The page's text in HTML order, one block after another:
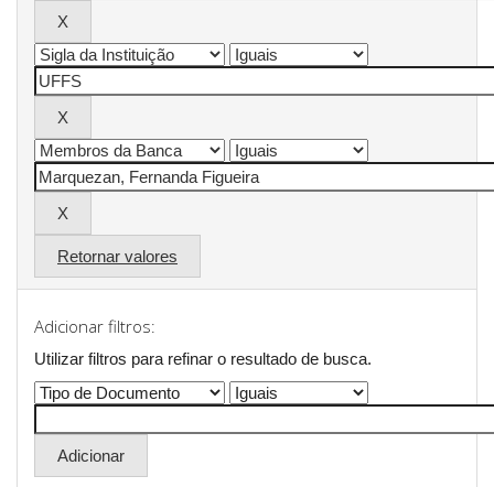
Retornar valores
Adicionar filtros:
Utilizar filtros para refinar o resultado de busca.